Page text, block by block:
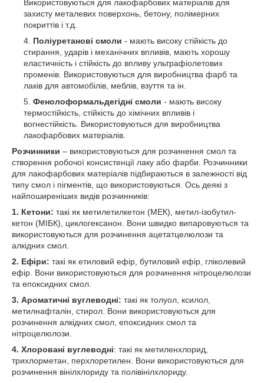
Використовуються для лакофарбових матеріалів для
захисту металевих поверхонь, бетону, полімерних
покриттів і т.д.
Поліуретанові смоли - мають високу стійкість до
стирання, ударів і механічних впливів, мають хорошу
еластичність і стійкість до впливу ультрафіолетових
променів. Використовуються для виробництва фарб та
лаків для автомобілів, меблів, взуття та ін.
Фенолоформальдегідні смоли - мають високу
термостійкість, стійкість до хімічних впливів і
вогнестійкість. Використовуються для виробництва
лакофарбових матеріалів.
Розчинники – використовуються для розчинення смол та
створення робочої консистенції лаку або фарби. Розчинники
для лакофарбових матеріалів підбираються в залежності від
типу смол і пігментів, що використовуються. Ось деякі з
найпоширеніших видів розчинників:
1. Кетони: такі як метилетилкетон (МЕК), метил-ізобутил-
кетон (МІБК), циклогексанон. Вони швидко випаровуються та
використовуються для розчинення ацетатцелюлози та
алкідних смол.
2. Ефіри: такі як етиловий ефір, бутиловий ефір, гліколевий
ефір. Вони використовуються для розчинення нітроцелюлози
та епоксидних смол.
3. Ароматичні вуглеводні: такі як толуол, ксилол,
метилнафталін, стирол. Вони використовуються для
розчинення алкідних смол, епоксидних смол та
нітроцелюлози.
4. Хлоровані вуглеводні: такі як метиленхлорид,
трихлорметан, перхлоретилен. Вони використовуються для
розчинення вінілхлориду та полівінілхлориду.